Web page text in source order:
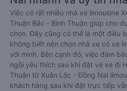
Việc có rất nhiều nhà xe limousine
Thuận Bắc - Bình Thuận giúp cho
chọn. Đây cũng có thể là một điều
không biết nên chọn nhà xe có xe
với mình. Bên cạnh đó, việc đảm
ngồi yêu thích sau khi đặt vé xe đi
Thuận từ Xuân Lộc - Đồng Nai
khách hàng sau khi đặt trực tiếp